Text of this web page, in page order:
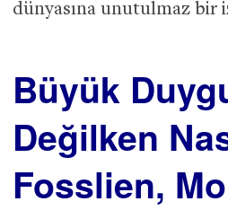
dünyasına unutulmaz bir
Büyük
Değilken
Fosslien,